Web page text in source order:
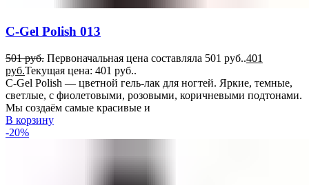
C-Gel Polish 013
501руб. Первоначальная цена составляла 501 руб..401
руб.Текущая цена: 401 руб..
C-Gel Polish — цветной гель-лак для ногтей. Яркие, темные,
светлые, с фиолетовыми, розовыми, коричневыми подтонами.
Мы создаём самые красивые и
В корзину
-20%